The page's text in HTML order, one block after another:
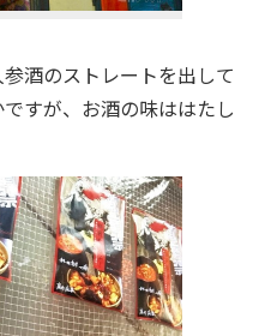
酒のストレートを出して
すが、お酒の味ははたし